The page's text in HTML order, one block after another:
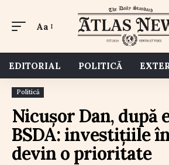
Aa
EDITORIAL POLITICĂ
Politică
Nicușor Dan, după
BSDA: investițiile
devin o prioritate